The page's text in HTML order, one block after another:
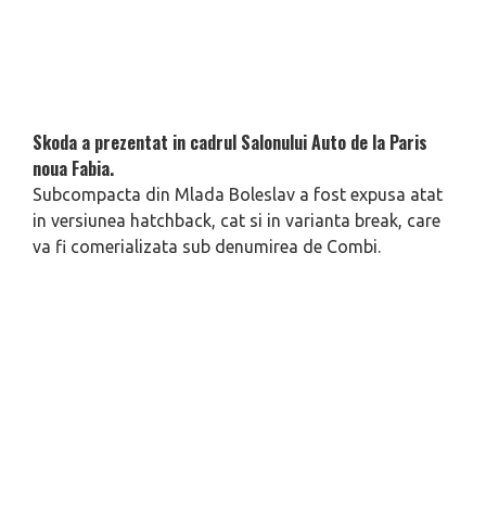
Skoda a prezentat in cadrul Salonului Auto de la Paris
noua Fabia.
Subcompacta din Mlada Boleslav a fost expusa atat
in versiunea hatchback, cat si in varianta break, care
va fi comerializata sub denumirea de Combi.